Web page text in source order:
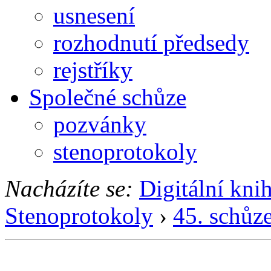
usnesení
rozhodnutí předsedy
rejstříky
Společné schůze
pozvánky
stenoprotokoly
Nacházíte se: Digitální
Stenoprotokoly › 45.